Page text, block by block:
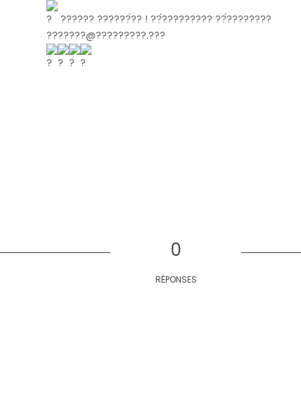
?????? ??????́?? ! ??́????????? ??́????????
???????@?????????.???
0
RÉPONSES